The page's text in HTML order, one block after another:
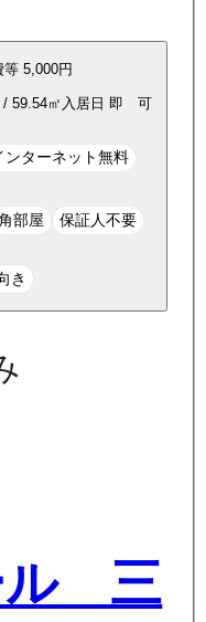
等 5,000円
/ 59.54㎡ 入居日 即 可
ンターネット無料
部屋 保証人不要
き
ル 三